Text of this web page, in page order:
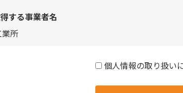
する事業者名
所
府京都市南区吉祥院西浦町52-1
個人情報の取り扱い